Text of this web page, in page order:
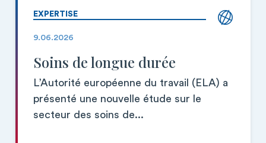
EXPERTISE
9.06.2026
Soins de longue durée
L’Autorité européenne du travail (ELA) a
présenté une nouvelle étude sur le
secteur des soins de...